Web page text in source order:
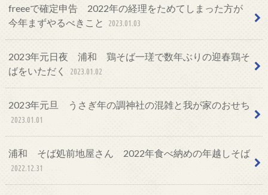
freeeで確定申告 2022年の経理をためてしまった方が
今年まずやるべきこと
2023.01.03
2023年元日夜 浦和 鶏そば一瑳で数年ぶりの迎春鶏そ
ばをいただく
2023.01.02
2023年元旦 うさぎ年の調神社の混雑と我が家のおせち
2023.01.01
浦和 そば処前地屋さん 2022年食べ納めの年越しそば
2022.12.31